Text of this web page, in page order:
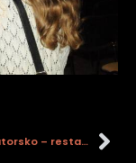
III. konzervatorsko – restauratorska radionica u Parku skulptura